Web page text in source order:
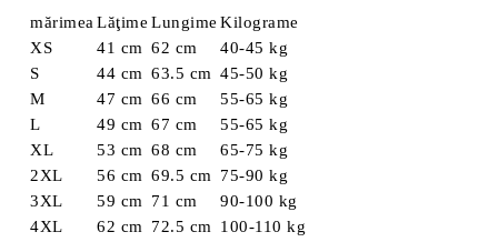
mărimea Lăţime Lungime Kilograme
XS
41 cm 62 cm
40-45 kg
S
44 cm 63.5 cm 45-50 kg
M
47 cm 66 cm
55-65 kg
L
49 cm 67 cm
55-65 kg
XL
53 cm 68 cm
65-75 kg
2XL
56 cm 69.5 cm
75-90 kg
3XL
59 cm 71 cm
90-100 kg
4XL
62 cm 72.5 cm
100-110 kg